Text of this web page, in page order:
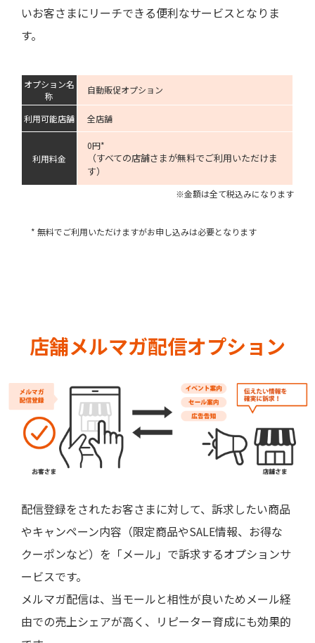
いお客さまにリーチできる便利なサービスとなりま
す。
オプション名
称
自動販促オプション
利用可能店舗 全店舗
利用料金
0円*
（すべての店舗さまが無料でご利用いただけま
す）
※金額は全て税込みになります
* 無料でご利用いただけますがお申し込みは必要となります
店舗メルマガ配信オプション
配信登録をされたお客さまに対して、訴求したい商品
やキャンペーン内容（限定商品やSALE情報、お得な
クーポンなど）を「メール」で訴求するオプションサ
ービスです。
メルマガ配信は、当モールと相性が良いためメール経
由での売上シェアが高く、リピーター育成にも効果的